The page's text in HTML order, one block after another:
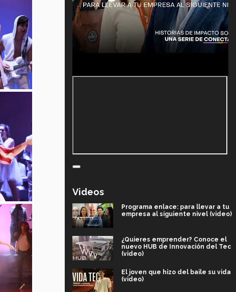
Videos
Programa enlace: para llevar a tu
empresa al siguiente nivel (video)
¿Quieres emprender? Conoce el
nuevo HUB de Innovación del Tec
(video)
El joven que hizo del baile su vida
(video)